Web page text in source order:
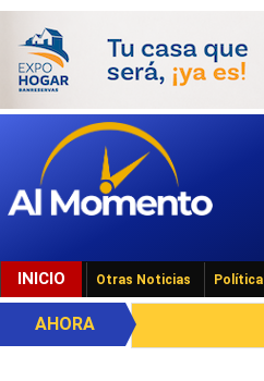
INICIO Otras Noticias Política
AHORA